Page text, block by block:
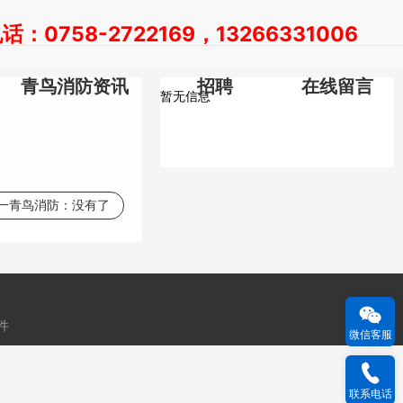
青鸟消防资讯 招聘 在线留言
话：0758-2722169，13266331006
暂无信息
青鸟消防： 没有了
微信客服
联系电话